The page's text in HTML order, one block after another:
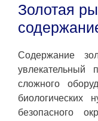
Золотая
Содержание
увлекательный
сложного
биологических
безопасного